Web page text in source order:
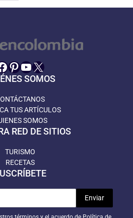
Pinterest
YouTube
X
SOMOS
TUS ARTÍCULOS
SOMOS
RED DE SITIOS
TURISMO
RECETAS